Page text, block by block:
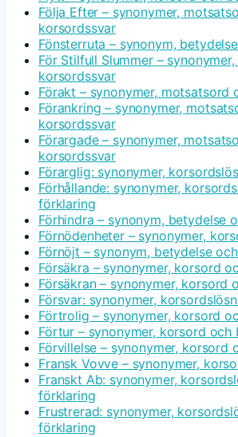
Följa Efter – synonymer,
korsordssvar
Fönsterruta – synonym,
För Stilfull Slummer –
korsordssvar
Förakt – synonymer, motsatsord
Förankring – synonymer,
korsordssvar
Förargade – synonymer,
korsordssvar
Förarglig: synonymer,
Förhållande: synonymer,
förklaring
Förhindra – synonym, betydelse
Förnödenheter – synonymer,
Förnöjt – synonym, betydelse
Försäkra – synonymer, korsord
Försäkran – synonymer, korsord
Försvar: synonymer,
Förtrolig – synonymer, korsord
Förtur – synonymer, korsord och
Förvillelse – synonymer, korsord
Fransk Vovve – synonymer,
Franskt Ab: synonymer,
förklaring
Frustrerad: synonymer,
förklaring